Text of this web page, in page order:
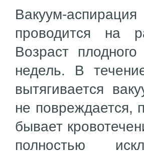
Вакуум-
проводится на
Возраст
недель. В
вытягивается
не повреждается,
бывает
полностью